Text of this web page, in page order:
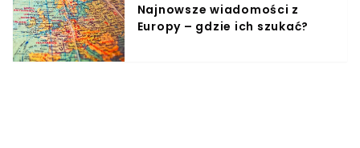
Najnowsze wiadomości z
Europy – gdzie ich szukać?